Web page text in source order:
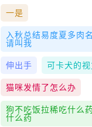
一是
入秋总结易度夏多肉
请叫我
伸出手 可卡犬的
猫咪发情了怎么办
狗不吃饭拉稀吃什么
什么药